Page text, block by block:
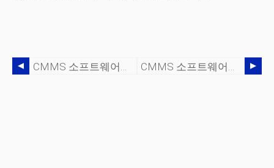
CMMS 소프트웨어의 ROI:CEO Whisperer CMMS 소프트웨어로 호텔 유지 관리 자동화